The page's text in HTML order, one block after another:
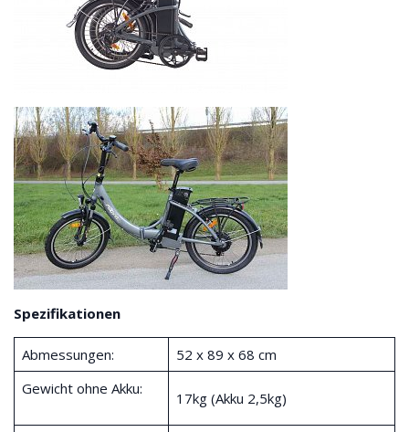
Spezifikationen
Abmessungen:
52 x 89 x 68 cm
Gewicht ohne Akku:
17kg (Akku 2,5kg)